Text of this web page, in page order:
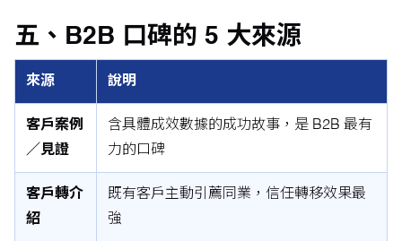
五、B2B 口碑的 5 大來源
來源 說明
客戶案例
／見證
含具體成效數據的成功故事，是 B2B 最有
力的口碑
客戶轉介
紹
既有客戶主動引薦同業，信任轉移效果最
強